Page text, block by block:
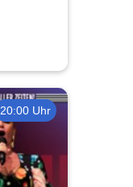
20:00 Uhr